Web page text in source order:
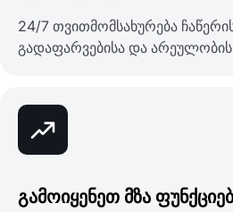
24/7 თვითმომსახურება
გადაფარვებისა და
გამოიყენეთ მზა